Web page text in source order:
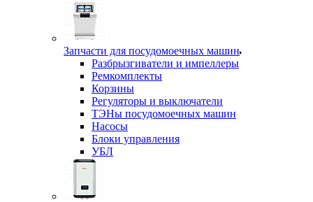
Запчасти для посудомоечных машин
Разбрызгиватели и импеллеры
Ремкомплекты
Корзины
Регуляторы и выключатели
ТЭНы посудомоечных машин
Насосы
Блоки управления
УБЛ